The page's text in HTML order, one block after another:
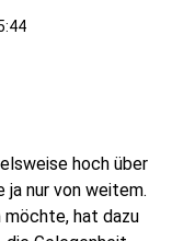
hoch über
ja nur von weitem.
möchte, hat dazu